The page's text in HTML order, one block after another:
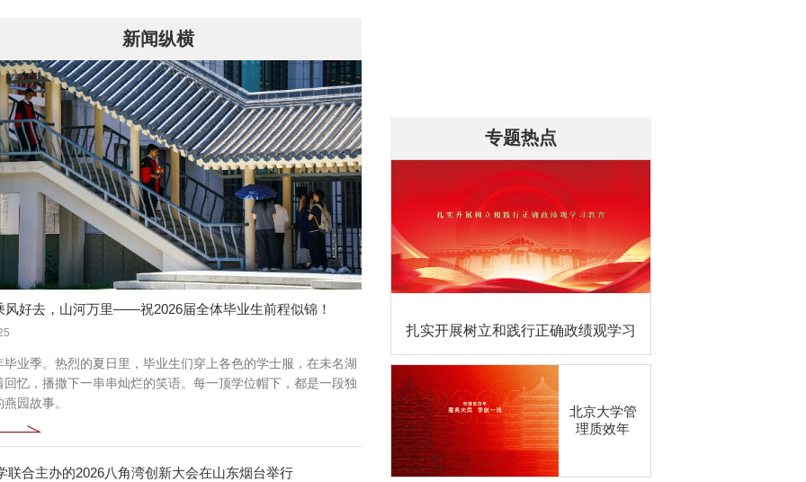
新闻纵横
风好去，山河万里——祝2026届全体毕业生前程似锦！
毕业季。热烈的夏日里，毕业生们穿上各色的学士服，在未名湖
回忆，播撒下一串串灿烂的笑语。每一顶学位帽下，都是一段独
园故事。
联合主办的2026八角湾创新大会在山东烟台举行
专题热点
扎实开展树立和践行正确政绩观学习
北京大学管
理质效年